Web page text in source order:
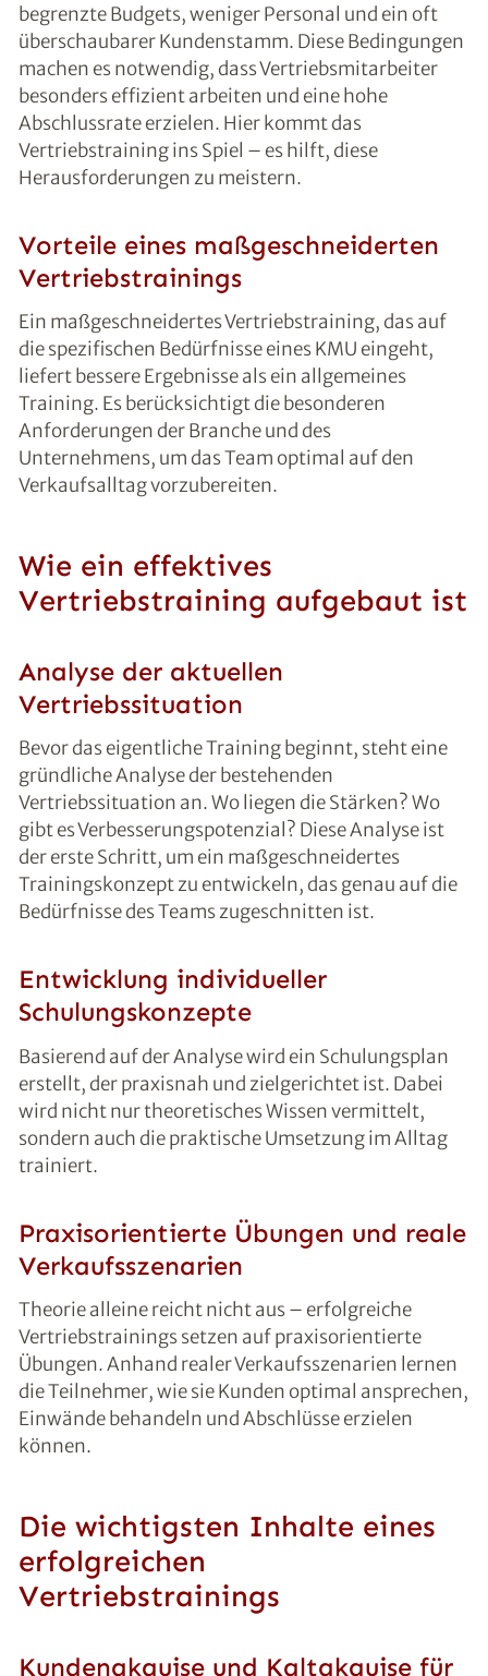
begrenzte Budgets, weniger Personal und ein oft
überschaubarer Kundenstamm. Diese Bedingungen
machen es notwendig, dass Vertriebsmitarbeiter
besonders effizient arbeiten und eine hohe
Abschlussrate erzielen. Hier kommt das
Vertriebstraining ins Spiel – es hilft, diese
Herausforderungen zu meistern.
Vorteile eines maßgeschneiderten
Vertriebstrainings
Ein maßgeschneidertes Vertriebstraining, das auf
die spezifischen Bedürfnisse eines KMU eingeht,
liefert bessere Ergebnisse als ein allgemeines
Training. Es berücksichtigt die besonderen
Anforderungen der Branche und des
Unternehmens, um das Team optimal auf den
Verkaufsalltag vorzubereiten.
Wie ein effektives
Vertriebstraining aufgebaut ist
Analyse der aktuellen
Vertriebssituation
Bevor das eigentliche Training beginnt, steht eine
gründliche Analyse der bestehenden
Vertriebssituation an. Wo liegen die Stärken? Wo
gibt es Verbesserungspotenzial? Diese Analyse ist
der erste Schritt, um ein maßgeschneidertes
Trainingskonzept zu entwickeln, das genau auf die
Bedürfnisse des Teams zugeschnitten ist.
Entwicklung individueller
Schulungskonzepte
Basierend auf der Analyse wird ein Schulungsplan
erstellt, der praxisnah und zielgerichtet ist. Dabei
wird nicht nur theoretisches Wissen vermittelt,
sondern auch die praktische Umsetzung im Alltag
trainiert.
Praxisorientierte Übungen und reale
Verkaufsszenarien
Theorie alleine reicht nicht aus – erfolgreiche
Vertriebstrainings setzen auf praxisorientierte
Übungen. Anhand realer Verkaufsszenarien lernen
die Teilnehmer, wie sie Kunden optimal ansprechen,
Einwände behandeln und Abschlüsse erzielen
können.
Die wichtigsten Inhalte eines
erfolgreichen
Vertriebstrainings
Kundenakquise und Kaltakquise für